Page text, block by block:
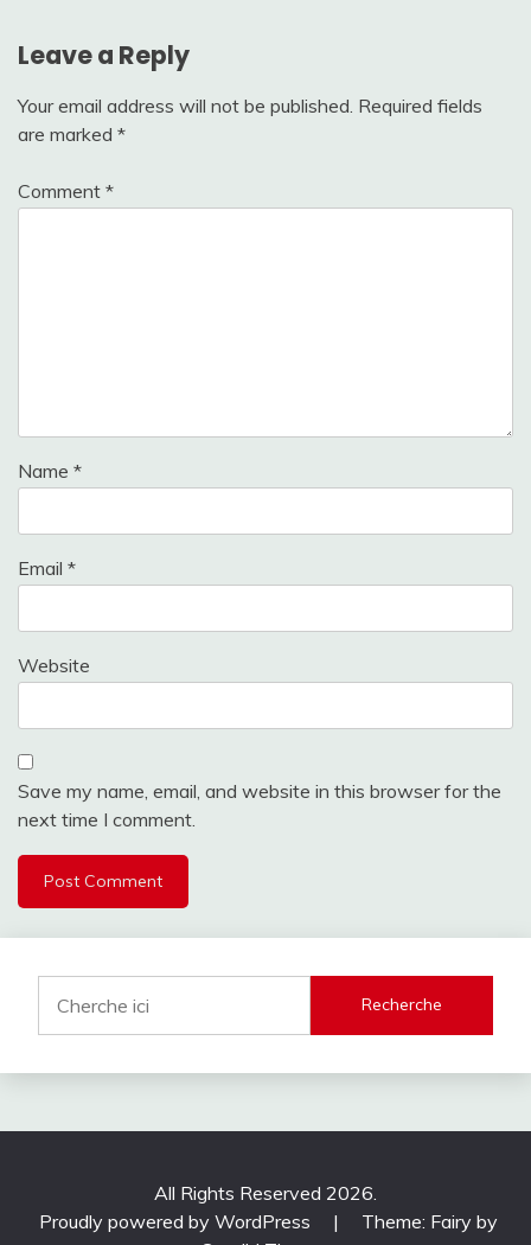
Leave a Reply
Your email address will not be published. Required fields
are marked *
Comment *
Name *
Email *
Website
Save my name, email, and website in this browser for the
next time I comment.
Recherche
All Rights Reserved 2026.
Proudly powered by WordPress
|
Theme: Fairy by